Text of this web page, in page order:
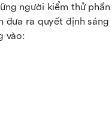
người kiểm thử
ra quyết định
vào: